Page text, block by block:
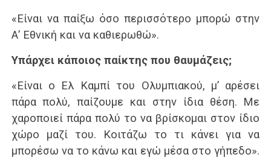
«Είναι να παίξω όσο περισσότερο μπορώ στην
Α’ Εθνική και να καθιερωθώ».
Υπάρχει κάποιος παίκτης που θαυμάζεις;
«Είναι ο Ελ Καμπί του Ολυμπιακού, μ’ αρέσει
πάρα πολύ, παίζουμε και στην ίδια θέση. Με
χαροποιεί πάρα πολύ το να βρίσκομαι στον ίδιο
χώρο μαζί του. Κοιτάζω το τι κάνει για να
μπορέσω να το κάνω και εγώ μέσα στο γήπεδο».